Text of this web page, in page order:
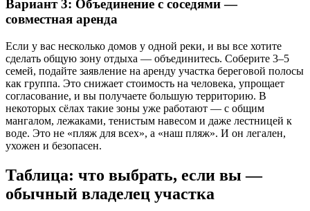
Вариант 3: Объединение с соседями —
совместная аренда
Если у вас несколько домов у одной реки, и вы все хотите
сделать общую зону отдыха — объединитесь. Соберите 3–5
семей, подайте заявление на аренду участка береговой полосы
как группа. Это снижает стоимость на человека, упрощает
согласование, и вы получаете большую территорию. В
некоторых сёлах такие зоны уже работают — с общим
мангалом, лежаками, тенистым навесом и даже лестницей к
воде. Это не «пляж для всех», а «наш пляж». И он легален,
ухожен и безопасен.
Таблица: что выбрать, если вы —
обычный владелец участка